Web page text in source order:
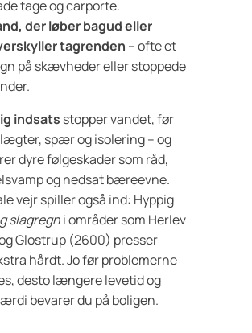
tage og carporte.
der løber bagud eller
tagrenden – ofte et
på skævheder eller stoppede
indsats stopper vandet, før
spær og isolering – og
dyre følgeskader som råd,
og nedsat bæreevne.
vejr spiller også ind: Hyppig
slagregni områder som Herlev
Glostrup (2600) presser
hårdt. Jo før problemerne
desto længere levetid og
bevarer du på boligen.